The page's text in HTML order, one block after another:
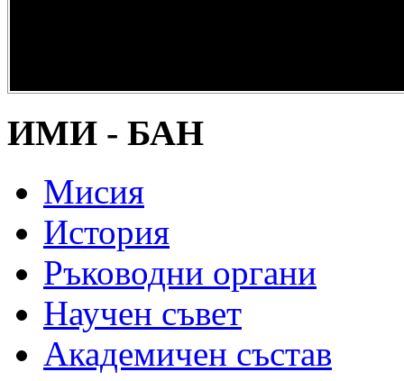
наследство” -
ИМИ - БАН
Мисия
История
Ръководни органи
Научен съвет
Академичен състав